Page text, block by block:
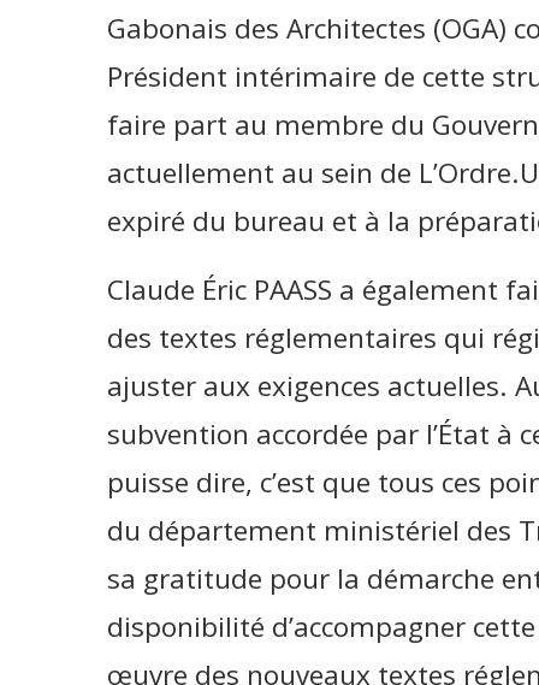
Gabonais des Architectes (OGA)
Président intérimaire de cette
faire part au membre du
actuellement au sein de
expiré du bureau et à la
Claude Éric PAASS a également
des textes réglementaires qui
ajuster aux exigences actuelles.
subvention accordée par l’État à
puisse dire, c’est que tous ces
du département ministériel des
sa gratitude pour la démarche
disponibilité d’accompagner
œuvre des nouveaux textes